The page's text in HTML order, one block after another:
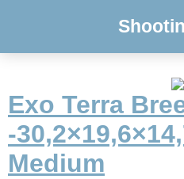
Exo Terra
-
Medium